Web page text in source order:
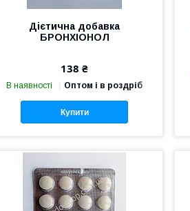
Дієтична добавка
БРОНХІОНОЛ
138 ₴
В наявності Оптом і в роздріб
Купити